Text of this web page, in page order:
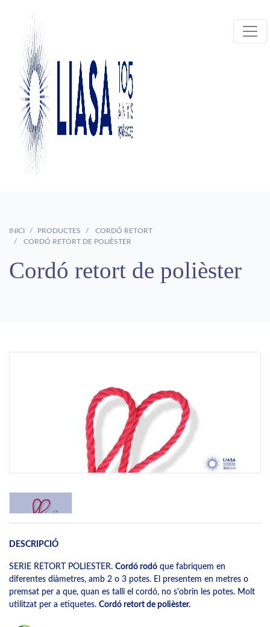
INICI PRODUCTES
CORDÓ RETORT
CORDÓ RETORT DE POLIÈSTER
Cordó retort de polièster
DESCRIPCIÓ
SERIE RETORT POLIESTER. Cordó rodó que fabriquem en
diferentes diàmetres, amb 2 o 3 potes. El presentem en metres o
premsat per a que, quan es talli el cordó, no s'obrin les potes. Molt
utilitzat per a etiquetes. Cordó retort de polièster.